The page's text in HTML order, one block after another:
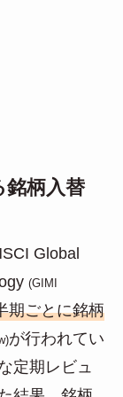
柄入替
Global
(GIMI
期ごとに銘柄
が行われてい
定期レビュ